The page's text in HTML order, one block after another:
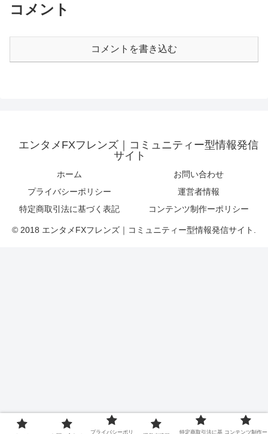
コメント
コメントを書き込む
エンタメFXフレンズ｜コミュニティー型情報発信
サイト
ホーム
お問い合わせ
プライバシーポリシー
運営者情報
特定商取引法に基づく表記
コンテンツ制作ーポリシー
© 2018 エンタメFXフレンズ｜コミュニティー型情報発信サイト.
プライバシーポリ 特定商取引法に基 コンテンツ制作ー